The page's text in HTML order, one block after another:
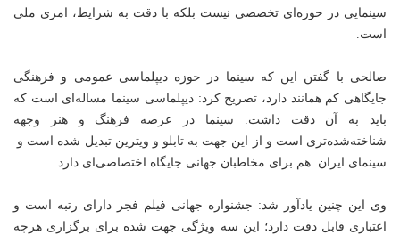
سینمایی در حوزه‌ای تخصصی نیست بلکه با دقت به شرایط، امری ملی
است.
صالحی با گفتن این که سینما در حوزه دیپلماسی عمومی و فرهنگی
جایگاهی کم همانند دارد، تصریح کرد: دیپلماسی سینما مساله‌ای است‌ که
باید به ‌آن دقت داشت. سینما در عرصه فرهنگ و هنر وجهه
شناخته‌شده‌تری است و از این جهت به تابلو‌ و ویترین تبدیل‌ شده است و
سینمای ایران هم برای مخاطبان جهانی جایگاه اختصاصی‌ای دارد.
وی این چنین یادآور شد: جشنواره جهانی فیلم فجر دارای رتبه است و
اعتباری قابل دقت دارد؛ این سه ویژگی جهت شده برای برگزاری هرچه